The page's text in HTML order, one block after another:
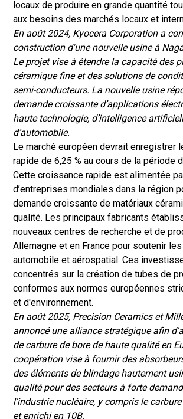
locaux de produire en grande quantité
aux besoins des marchés locaux et
En août 2024, Kyocera Corporation a
construction d'une nouvelle usine à
Le projet vise à étendre la capacité des
céramique fine et des solutions de
semi-conducteurs. La nouvelle usine
demande croissante d’applications
haute technologie, d’intelligence
d’automobile.
Le marché européen devrait enregistrer
rapide de 6,25 % au cours de la période
Cette croissance rapide est alimentée
d’entreprises mondiales dans la région
demande croissante de matériaux
qualité. Les principaux fabricants
nouveaux centres de recherche et de
Allemagne et en France pour soutenir
automobile et aérospatial. Ces
concentrés sur la création de tubes de
conformes aux normes européennes
et d'environnement.
En août 2025, Precision Ceramics et
annoncé une alliance stratégique afin
de carbure de bore de haute qualité en
coopération vise à fournir des
des éléments de blindage hautement
qualité pour des secteurs à forte
l'industrie nucléaire, y compris le
et enrichi en 10B.